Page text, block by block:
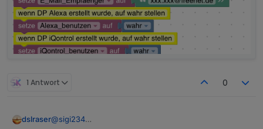
1 Antwort 0
dslraser@sigi234